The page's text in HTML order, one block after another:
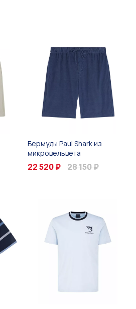
Бермуды Paul Shark из
микровельвета
22 520 ₽ 28 150 ₽